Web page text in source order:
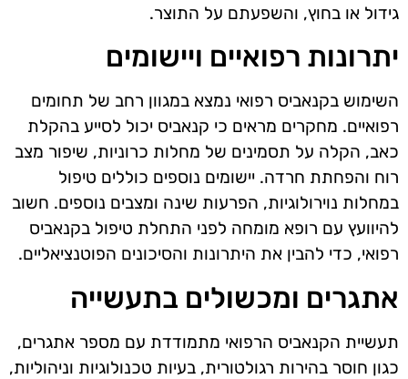
גידול או בחוץ, והשפעתם על התוצר.
יתרונות רפואיים ויישומים
השימוש בקנאביס רפואי נמצא במגוון רחב של תחומים
רפואיים. מחקרים מראים כי קנאביס יכול לסייע בהקלת
כאב, הקלה על תסמינים של מחלות כרוניות, שיפור מצב
רוח והפחתת חרדה. יישומים נוספים כוללים טיפול
במחלות נוירולוגיות, הפרעות שינה ומצבים נוספים. חשוב
להיוועץ עם רופא מומחה לפני התחלת טיפול בקנאביס
רפואי, כדי להבין את היתרונות והסיכונים הפוטנציאליים.
אתגרים ומכשולים בתעשייה
תעשיית הקנאביס הרפואי מתמודדת עם מספר אתגרים,
כגון חוסר בהירות רגולטורית, בעיות טכנולוגיות וניהוליות,